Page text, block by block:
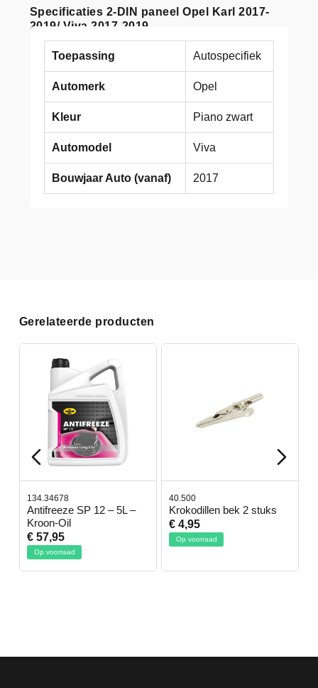
Specificaties 2-DIN paneel Opel Karl 2017-
2019/ Viva 2017-2019
Toepassing Autospecifiek
Automerk Opel
Kleur Piano zwart
Automodel Viva
Bouwjaar Auto (vanaf) 2017
Gerelateerde producten
134.34678
Antifreeze SP 12 – 5L –
Kroon-Oil
€ 57,95
Op voorraad
40.500
Krokodillen bek 2 stuks
€ 4,95
Op voorraad